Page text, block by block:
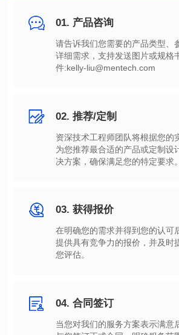
01. 产品咨询
件:kelly-liu@mentech.com
02. 推荐/定制
决方案，确保满足您的特定要求。
03. 获得报价
您评估。
04. 合同签订